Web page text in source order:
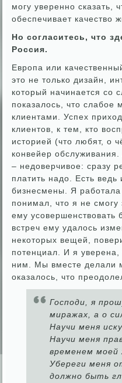
могу уверенно сказать,
обеспечивает качество
Но согласитесь, что
Россия.
Европа или
это не только дизайн,
который начинается со
показалось, что слабое
клиентами. Успех
клиентов, к тем, кто
историей (что любят, о
конвейер
– недоверчивое: сразу
платить надо. Есть
бизнесмены. Я работала
понимал, что я не смогу
ему усовершенствовать
встреч ему удалось
некоторых вещей,
потенциал. И я
ним. Мы вместе делали
оказалось, что
Господи, я
миражах, а о
Научи меня
Научи меня
временем моей
Убереги меня
должно быть